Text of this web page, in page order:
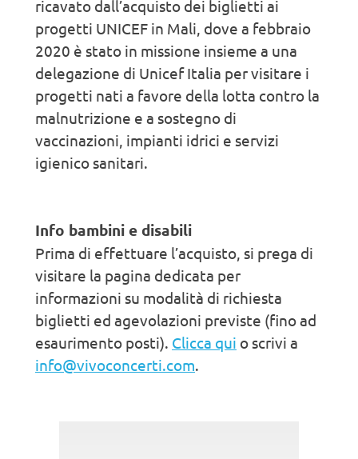
ricavato dall’acquisto dei biglietti ai
progetti UNICEF in Mali, dove a febbraio
2020 è stato in missione insieme a una
delegazione di Unicef Italia per visitare i
progetti nati a favore della lotta contro la
malnutrizione e a sostegno di
vaccinazioni, impianti idrici e servizi
igienico sanitari.
Info bambini e disabili
Prima di effettuare l’acquisto, si prega di
visitare la pagina dedicata per
informazioni su modalità di richiesta
biglietti ed agevolazioni previste (fino ad
esaurimento posti). Clicca qui o scrivi a
info@vivoconcerti.com.